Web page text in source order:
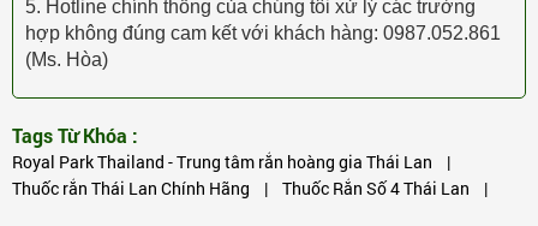
5. Hotline chính thống của chúng tôi xử lý các trường
hợp không đúng cam kết với khách hàng: 0987.052.861
(Ms. Hòa)
Tags Từ Khóa :
Royal Park Thailand - Trung tâm rắn hoàng gia Thái Lan |
Thuốc rắn Thái Lan Chính Hãng | Thuốc Rắn Số 4 Thái Lan |